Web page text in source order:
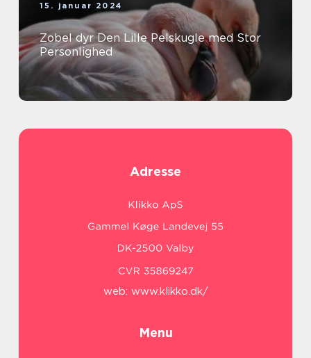
15. januar 2024
Zobel dyr Den Lille Pelskugle med Stor
Personlighed
Adresse
web: www.klikko.dk/
Menu